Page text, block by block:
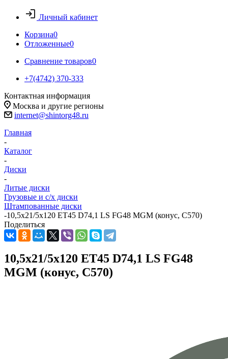
Личный кабинет
Корзина0
Отложенные0
Сравнение товаров0
+7(4742) 370-333
Контактная информация
Москва и другие регионы
internet@shintorg48.ru
Главная
-
Каталог
-
Диски
-
Литые диски
Грузовые и с/х диски
Штампованные диски
-10,5x21/5x120 ET45 D74,1 LS FG48 MGM (конус, C570)
Поделиться
10,5x21/5x120 ET45 D74,1 LS FG48
MGM (конус, C570)